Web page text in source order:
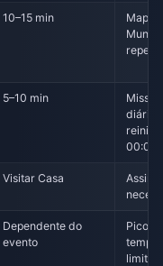
10–15 min
5–10 min
diárias
00:00
Visitar Casa
Dependente do
evento
Picos
tempo